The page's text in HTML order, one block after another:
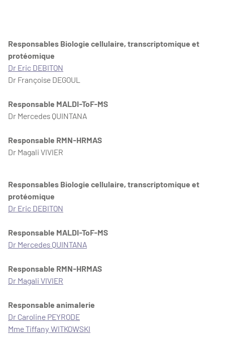
Responsables Biologie cellulaire, transcriptomique et
protéomique
Dr Eric DEBITON
Dr Françoise DEGOUL
Responsable MALDI-ToF-MS
Dr Mercedes QUINTANA
Responsable RMN-HRMAS
Dr Magali VIVIER
Responsables Biologie cellulaire, transcriptomique et
protéomique
Dr Eric DEBITON
Responsable MALDI-ToF-MS
Dr Mercedes QUINTANA
Responsable RMN-HRMAS
Dr Magali VIVIER
Responsable animalerie
Dr Caroline PEYRODE
Mme Tiffany WITKOWSKI